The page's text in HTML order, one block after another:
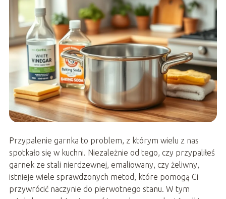
Przypalenie garnka to problem, z którym wielu z nas
spotkało się w kuchni. Niezależnie od tego, czy przypaliłeś
garnek ze stali nierdzewnej, emaliowany, czy żeliwny,
istnieje wiele sprawdzonych metod, które pomogą Ci
przywrócić naczynie do pierwotnego stanu. W tym